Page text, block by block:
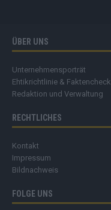
ÜBER UNS
Unternehmensporträt
Ehtikrichtlinie & Faktencheck
Redaktion und Verwaltung
RECHTLICHES
Kontakt
Impressum
Bildnachweis
FOLGE UNS